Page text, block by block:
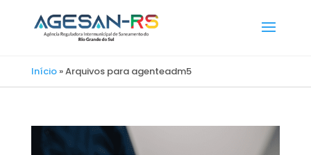
Início»Arquivos para agenteadm5